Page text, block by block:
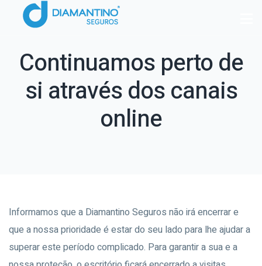
Continuamos perto de
si através dos canais
online
Informamos que a Diamantino Seguros não irá encerrar e
que a nossa prioridade é estar do seu lado para lhe ajudar a
superar este período complicado. Para garantir a sua e a